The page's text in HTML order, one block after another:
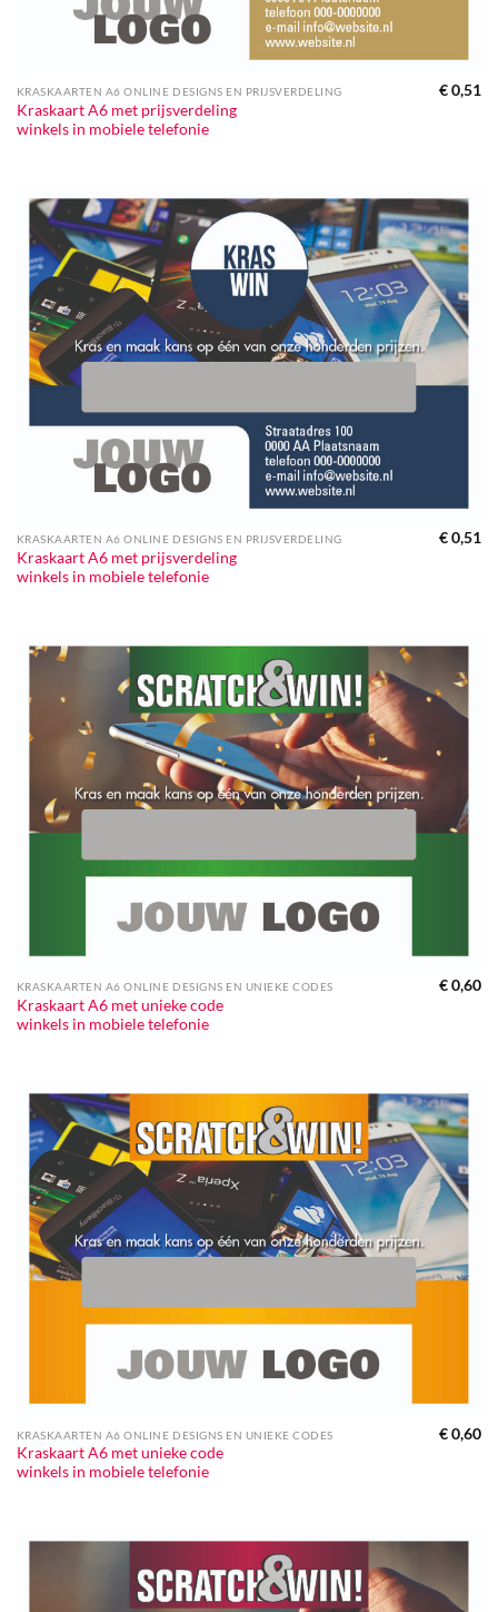
KRASKAARTEN A6 ONLINE DESIGNS EN PRIJSVERDELING
Kraskaart A6 met prijsverdeling
winkels in mobiele telefonie
€0,51
KRASKAARTEN A6 ONLINE DESIGNS EN PRIJSVERDELING
Kraskaart A6 met prijsverdeling
winkels in mobiele telefonie
€0,51
KRASKAARTEN A6 ONLINE DESIGNS EN UNIEKE CODES
Kraskaart A6 met unieke code
winkels in mobiele telefonie
€0,60
KRASKAARTEN A6 ONLINE DESIGNS EN UNIEKE CODES
Kraskaart A6 met unieke code
winkels in mobiele telefonie
€0,60